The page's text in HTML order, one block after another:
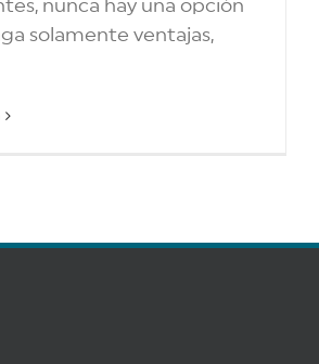
nunca hay una opción
solamente ventajas,